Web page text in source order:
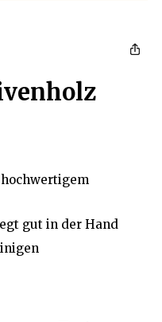
gut in der Hand